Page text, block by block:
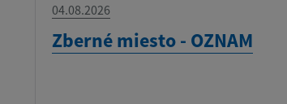
04.08.2026
Zberné miesto - OZNAM